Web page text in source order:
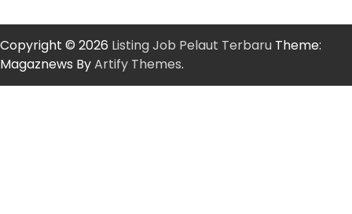
Copyright © 2026 Listing Job Pelaut Terbaru Theme:
Magaznews ByArtify Themes.